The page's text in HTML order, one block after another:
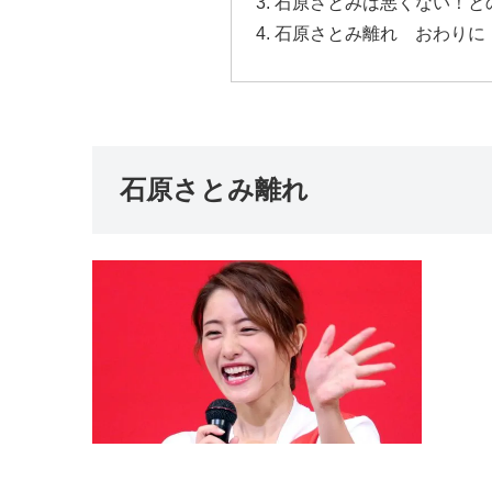
石原さとみ離れ おわりに
石原さとみ離れ